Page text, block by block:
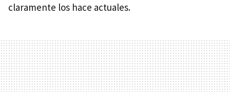
claramente los hace actuales.